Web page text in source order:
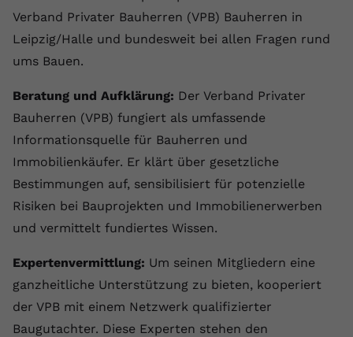
Verband Privater Bauherren (VPB) Bauherren in
Leipzig/Halle und bundesweit bei allen Fragen rund
ums Bauen.
Beratung und Aufklärung: Der Verband Privater
Bauherren (VPB) fungiert als umfassende
Informationsquelle für Bauherren und
Immobilienkäufer. Er klärt über gesetzliche
Bestimmungen auf, sensibilisiert für potenzielle
Risiken bei Bauprojekten und Immobilienerwerben
und vermittelt fundiertes Wissen.
Expertenvermittlung: Um seinen Mitgliedern eine
ganzheitliche Unterstützung zu bieten, kooperiert
der VPB mit einem Netzwerk qualifizierter
Baugutachter. Diese Experten stehen den